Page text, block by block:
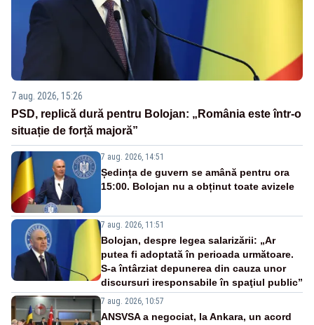
7 aug. 2026, 15:26
PSD, replică dură pentru Bolojan: „România este într-o
situație de forță majoră”
7 aug. 2026, 14:51
Ședința de guvern se amână pentru ora
15:00. Bolojan nu a obținut toate avizele
7 aug. 2026, 11:51
Bolojan, despre legea salarizării: „Ar
putea fi adoptată în perioada următoare.
S-a întârziat depunerea din cauza unor
discursuri iresponsabile în spaţiul public”
7 aug. 2026, 10:57
ANSVSA a negociat, la Ankara, un acord